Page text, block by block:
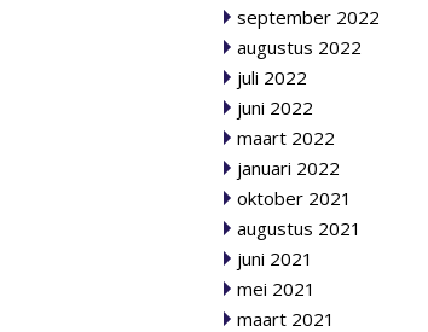
september 2022
augustus 2022
juli 2022
juni 2022
maart 2022
januari 2022
oktober 2021
augustus 2021
juni 2021
mei 2021
maart 2021